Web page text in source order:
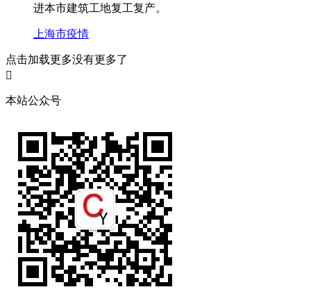
进本市建筑工地复工复产。
上海市疫情
点击加载更多没有更多了

本站公众号